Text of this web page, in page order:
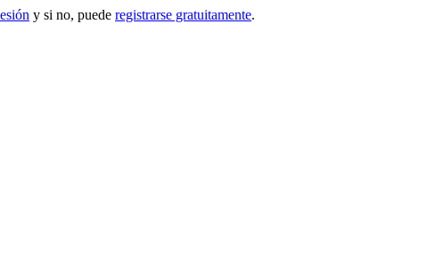
y si no, puede registrarse gratuitamente.